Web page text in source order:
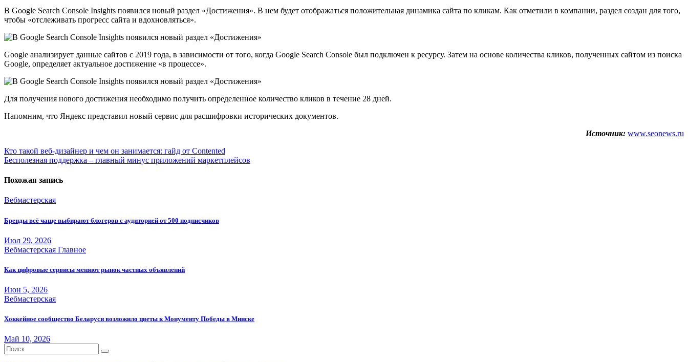
В Google Search Console Insights появился новый раздел «Достижения». В нем будет отображаться положительная динамика сайта по кликам. Как отметили в компании, раздел создан для того,
чтобы «отслеживать прогресс сайта и вдохновляться».
Google анализирует данные сайтов с 2019 года, в зависимости от того, когда Google Search Console был подключен к ресурсу. Затем на основе количества кликов, полученных сайтом из поиска
Google, определяет актуальное достижение «в процессе».
Для получения нового достижения необходимо получить определенное количество кликов в течение 28 дней.
Напомним, что Яндекс представил новый сервис для расшифровки исторических документов.
Источник: www.seonews.ru
Навигация
по
записям
Кто такой веб-дизайнер и чем он занимается: гайд от Contented
Бесполезная поддержка – главный минус приложений маркетплейсов
Похожая запись
Вебмастерская
Бренды всё чаще выбирают блогеров с аудиторией от 500 подписчиков
Июл 29, 2026
Вебмастерская Главное
Как цифровые сервисы меняют рынок частных объявлений
Июн 5, 2026
Вебмастерская
Хоккейное сообщество Беларуси возложило цветы к Монументу Победы в Минске
Май 10, 2026